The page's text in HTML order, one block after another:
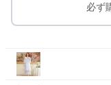
必ず